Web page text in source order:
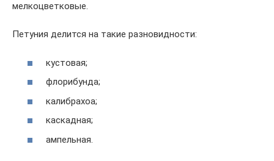
мелкоцветковые.
Петуния делится на такие разновидности:
кустовая;
флорибунда;
калибрахоа;
каскадная;
ампельная.